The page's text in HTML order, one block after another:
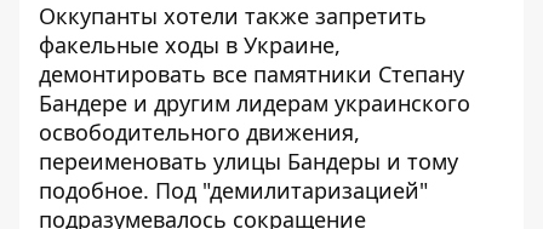
Оккупанты хотели также запретить
факельные ходы в Украине,
демонтировать все памятники Степану
Бандере и другим лидерам украинского
освободительного движения,
переименовать улицы Бандеры и тому
подобное. Под "демилитаризацией"
подразумевалось сокращение